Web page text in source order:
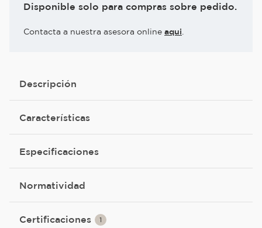
Disponible solo para compras sobre pedido.
Contacta a nuestra asesora online aqui
Descripción
Características
Especificaciones
Normatividad
Certificaciones 1